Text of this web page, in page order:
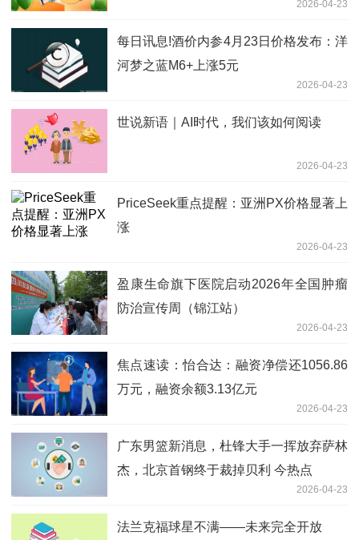
2026-04-23
每日讯息!酒价内参4月23日价格发布：洋
河梦之蓝M6+上涨5元
2026-04-23
世说新语｜AI时代，我们该如何阅读
2026-04-23
PriceSeek重点提醒：亚洲PX价格显著上
涨
2026-04-23
盈康生命旗下医院启动2026年全国肿瘤
防治宣传周（锦江站）
2026-04-23
焦点速读：怡合达：融资净偿还1056.86
万元，融资余额3.13亿元
2026-04-23
广东男篮新消息，杜锋大手一挥放弃萨林
杰，北京首钢终于裁掉贝利 今热点
2026-04-23
法兰克福球星不满——未来完全开放